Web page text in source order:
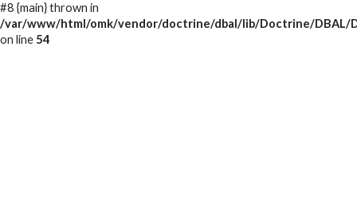
#8 {main} thrown in
/var/www/html/omk/vendor/doctrine/dbal/lib/Doctrine/DBAL/
on line 54